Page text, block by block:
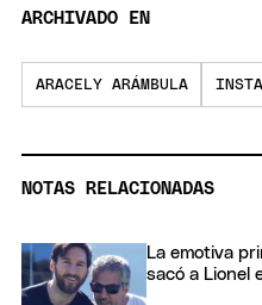
ARCHIVADO EN
ARACELY ARÁMBULA
NOTAS RELACIONADAS
La emotiva
sacó a Lionel